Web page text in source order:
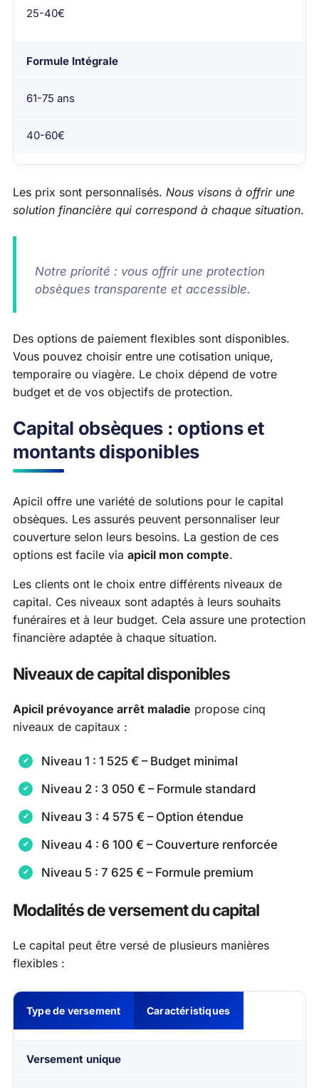
25-40€
Formule Intégrale
61-75 ans
40-60€
Les prix sont personnalisés. Nous visons à offrir une
solution financière qui correspond à chaque situation.
Notre priorité : vous offrir une protection
obsèques transparente et accessible.
Des options de paiement flexibles sont disponibles.
Vous pouvez choisir entre une cotisation unique,
temporaire ou viagère. Le choix dépend de votre
budget et de vos objectifs de protection.
Capital obsèques : options et
montants disponibles
Apicil offre une variété de solutions pour le capital
obsèques. Les assurés peuvent personnaliser leur
couverture selon leurs besoins. La gestion de ces
options est facile via apicil mon compte.
Les clients ont le choix entre différents niveaux de
capital. Ces niveaux sont adaptés à leurs souhaits
funéraires et à leur budget. Cela assure une protection
financière adaptée à chaque situation.
Niveaux de capital disponibles
Apicil prévoyance arrêt maladie propose cinq
niveaux de capitaux :
Niveau 1 : 1 525 € – Budget minimal
Niveau 2 : 3 050 € – Formule standard
Niveau 3 : 4 575 € – Option étendue
Niveau 4 : 6 100 € – Couverture renforcée
Niveau 5 : 7 625 € – Formule premium
Modalités de versement du capital
Le capital peut être versé de plusieurs manières
flexibles :
Type de versement Caractéristiques
Versement unique